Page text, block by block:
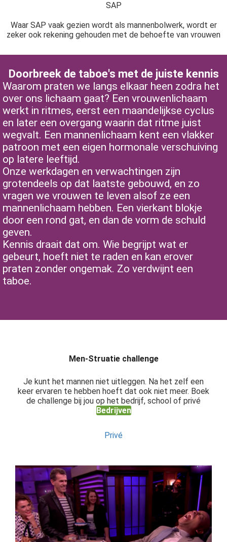
SAP
Waar SAP vaak gezien wordt als mannenbolwerk, wordt er
zeker ook rekening gehouden met de behoefte van vrouwen
Doorbreek de taboe's met de juiste kennis
Waarom praten we langs elkaar heen zodra het
over ons lichaam gaat? Een vrouwenlichaam
werkt in ritmes, eerst een maandelijkse cyclus
en later een overgang waarin dat ritme juist
wegvalt. Een mannenlichaam kent een vlakker
patroon met een eigen hormonale verschuiving
op latere leeftijd.
Onze werkdagen en verwachtingen zijn
grotendeels op dat laatste gebouwd, en zo
vragen we vrouwen te leven alsof ze een
mannenlichaam hebben. Een vierkant blokje
door een rond gat, en dan de vorm de schuld
geven.
Kennis draait dat om. Wie begrijpt wat er
gebeurt, hoeft niet te raden en kan erover
praten zonder ongemak. Zo verdwijnt een
taboe.
Men-Struatie challenge
Je kunt het mannen niet uitleggen. Na het zelf een
keer ervaren te hebben hoeft dat ook niet meer. Boek
de challenge bij jou op het bedrijf, school of privé
Bedrijven
Privé